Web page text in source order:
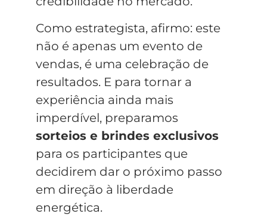
Como estrategista, afirmo: este
não é apenas um evento de
vendas, é uma celebração de
resultados. E para tornar a
experiência ainda mais
imperdível, preparamos
sorteios e brindes exclusivos
para os participantes que
decidirem dar o próximo passo
em direção à liberdade
energética.